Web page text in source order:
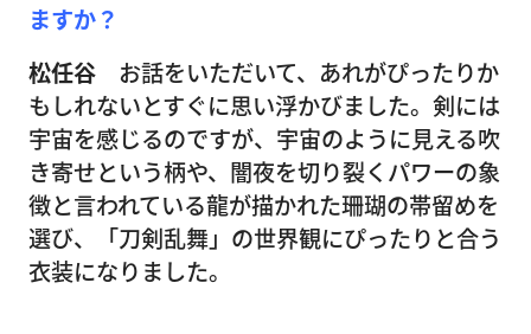
ますか？
松任谷 お話をいただいて、あれがぴったりか
もしれないとすぐに思い浮かびました。剣には
宇宙を感じるのですが、宇宙のように見える吹
き寄せという柄や、闇夜を切り裂くパワーの象
徴と言われている龍が描かれた珊瑚の帯留めを
選び、「刀剣乱舞」の世界観にぴったりと合う
衣装になりました。